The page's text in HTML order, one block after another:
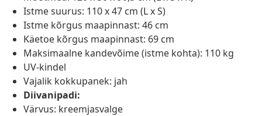
Istme suurus: 110 x 47 cm (L x S)
Istme kõrgus maapinnast: 46 cm
Käetoe kõrgus maapinnast: 69 cm
Maksimaalne kandevõime (istme kohta): 110 kg
UV-kindel
Vajalik kokkupanek: jah
Diivanipadi:
Värvus: kreemjasvalge